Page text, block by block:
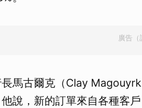
廣告（
馬古爾克（Clay
說，新的訂單來自各種客